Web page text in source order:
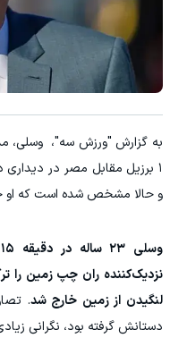
۱ برزیل مقابل مصر در
و حالا مشخص شده است که او
نزدیک‌کننده ران چپ زمین را
لنگیدن از زمین خارج شد.
دستانش گرفته بود، نگرانی